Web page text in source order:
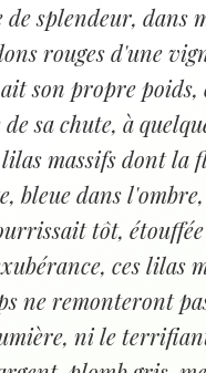
de splendeur, dans
rouges d'une
son propre poids,
sa chute, à
massifs dont la
bleue dans
tôt,
ces lilas
ne remonteront
ni le